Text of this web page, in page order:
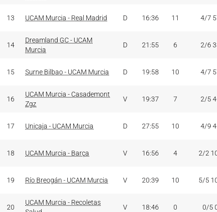
13 UCAM Murcia - Real Madrid D 16:36 11 4/7
14
Dreamland GC - UCAM
Murcia
D 21:55 6 2/6
15 Surne Bilbao - UCAM Murcia D 19:58 10 4/7
16
UCAM Murcia - Casademont
Zgz
V 19:37 7 2/5
17 Unicaja - UCAM Murcia D 27:55 10 4/9
18 UCAM Murcia - Barça V 16:56 4 2/2
19 Río Breogán - UCAM Murcia V 20:39 10 5/5
20
UCAM Murcia - Recoletas
V 18:46 0 0/5